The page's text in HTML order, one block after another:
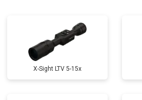
X-Sight LTV 5-15x